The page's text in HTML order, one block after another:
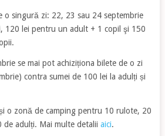
o singură zi: 22, 23 sau 24 septembrie
120 lei pentru un adult + 1 copil şi 150
se mai pot achiziționa bilete de o zi
contra sumei de 100 lei la adulți și
o zonă de camping pentru 10 rulote, 20
de adulți. Mai multe detalii aici.